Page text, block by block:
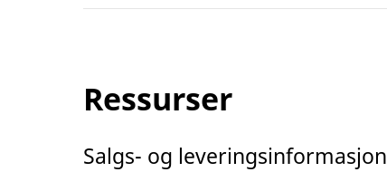
Ressurser
Salgs- og leveringsinformasjon